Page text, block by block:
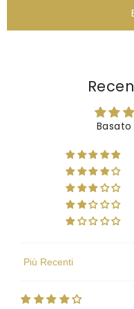
Passion
passione
Passion
di
succo
di
frutto
della
passione
55g
Basato
Sort by